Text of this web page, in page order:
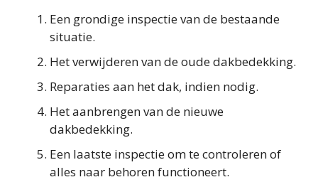
Een grondige inspectie van de bestaande
situatie.
Het verwijderen van de oude dakbedekking.
Reparaties aan het dak, indien nodig.
Het aanbrengen van de nieuwe
dakbedekking.
Een laatste inspectie om te controleren of
alles naar behoren functioneert.